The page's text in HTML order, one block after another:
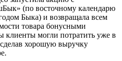
(по восточному календарю
Быка) и возвращала всем
товара бонусными
клиенты могли потратить уже в
хорошую выручку